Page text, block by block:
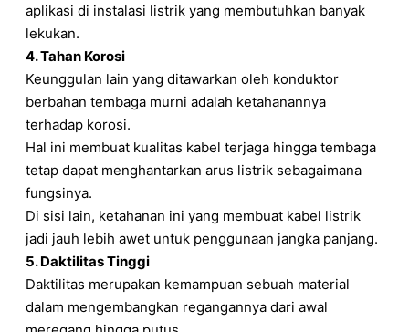
aplikasi di instalasi listrik yang membutuhkan banyak
lekukan.
4. Tahan Korosi
Keunggulan lain yang ditawarkan oleh konduktor
berbahan tembaga murni adalah ketahanannya
terhadap korosi.
Hal ini membuat kualitas kabel terjaga hingga tembaga
tetap dapat menghantarkan arus listrik sebagaimana
fungsinya.
Di sisi lain, ketahanan ini yang membuat kabel listrik
jadi jauh lebih awet untuk penggunaan jangka panjang.
5. Daktilitas Tinggi
Daktilitas merupakan kemampuan sebuah material
dalam mengembangkan regangannya dari awal